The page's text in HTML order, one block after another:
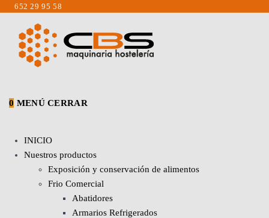
Saltar
contenido
652 29 95 58
0 MENÚ CERRAR
INICIO
Nuestros productos
Exposición y conservación de alimentos
Frio Comercial
Abatidores
Armarios Refrigerados